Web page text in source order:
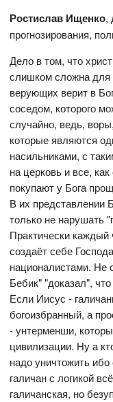
Ростислав Ищенко,
прогнозирования,
Дело в том, что
слишком сложна для
верующих верит в
соседом, которого
случайно, ведь,
которые являются
насильниками, с
на церковь и все,
покупают у Бога
В их представлении
только не нарушать
Практически каждый
создаёт себе
националистами.
Бебик" "доказал",
Если Иисус -
богоизбранный, а
- унтерменши,
цивилизации. Ну а
надо уничтожить
галичан с логикой
галичанская, но